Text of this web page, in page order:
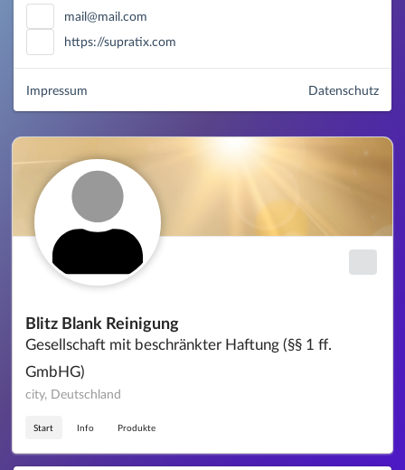
Blitz Blank Reinigung
Gesellschaft mit beschränkter Haftung (§§ 1 ff.
GmbHG)
city, Deutschland
Start Info Produkte
mail@mail.com
https://supratix.com
Datenschutz
Impressum